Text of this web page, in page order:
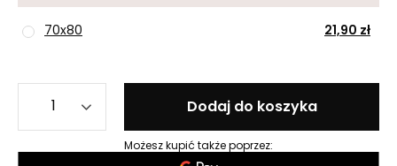
70x80 21,90 zł
Dodaj do koszyka
Możesz kupić także poprzez: